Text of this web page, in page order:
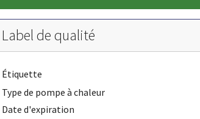
Label de qualité
Étiquette
Type de pompe à chaleur
Date d'expiration